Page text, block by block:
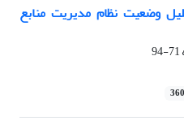
وضعیت نظام مدیریت منابع
71-94